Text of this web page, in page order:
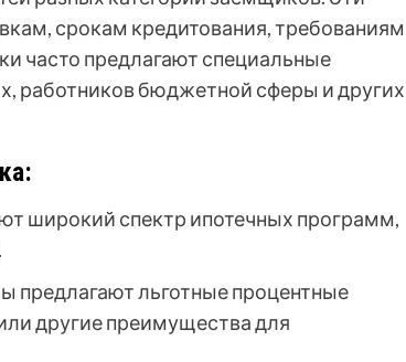
срокам кредитования, требованиям
часто предлагают специальные
работников бюджетной сферы и других
широкий спектр ипотечных программ,
предлагают льготные процентные
другие преимущества для